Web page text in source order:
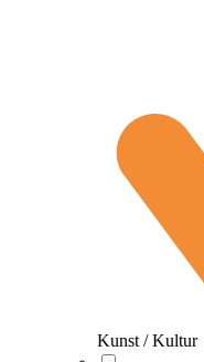
Kunst / Kultur